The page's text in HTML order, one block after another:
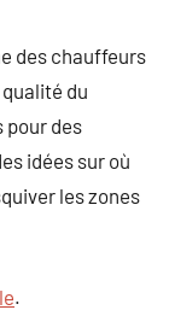
des chauffeurs
du
pour des
idées sur où
les zones
.